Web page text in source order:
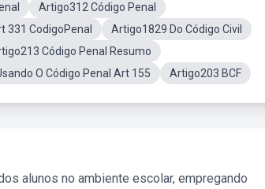
Artigo312 Código Penal
331 CodigoPenal
Artigo1829 Do Código Civil
Código Penal Resumo
O Código Penal Art 155 Artigo203 BCF
alunos no ambiente escolar, empregando